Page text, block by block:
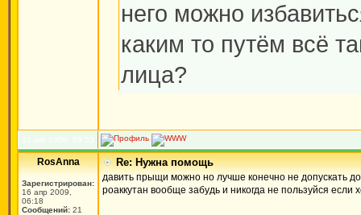
него можно
каким то путём всё
лица?
RosAnna
Зарегистрирован:
16 апр 2009,
06:18
Сообщений: 21
Re: Нужна помощь
давить прыщи можно но лучше конечно не допускать
роаккутан вообще забудь и никогда не пользуйся если